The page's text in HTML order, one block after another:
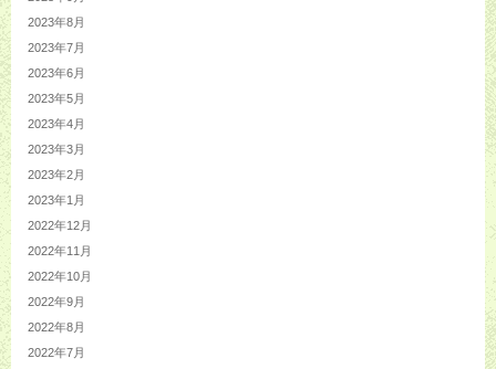
2023年8月
2023年7月
2023年6月
2023年5月
2023年4月
2023年3月
2023年2月
2023年1月
2022年12月
2022年11月
2022年10月
2022年9月
2022年8月
2022年7月